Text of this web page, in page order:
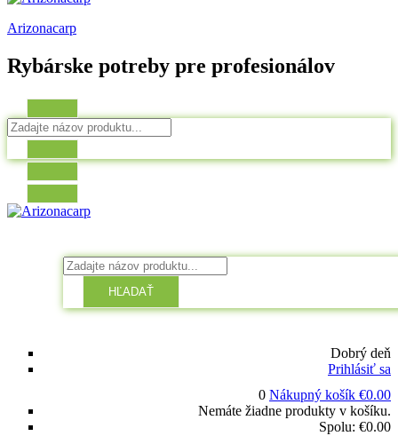
Arizonacarp
Rybárske potreby pre profesionálov
HĽADAŤ
Dobrý deň
Prihlásiť sa
0 Nákupný košík €0.00
Nemáte žiadne produkty v košíku.
Spolu: €0.00